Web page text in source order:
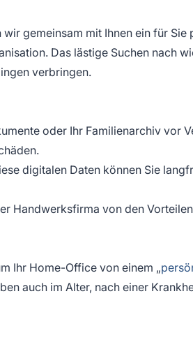
gemeinsam mit Ihnen ein für Sie
Das lästige Suchen nach
verbringen.
oder Ihr Familienarchiv vor
digitalen Daten können Sie
Handwerksfirma von den
Ihr Home-Office von einem „
auch im Alter, nach einer